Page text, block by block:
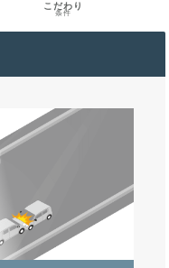
こだわり
条件